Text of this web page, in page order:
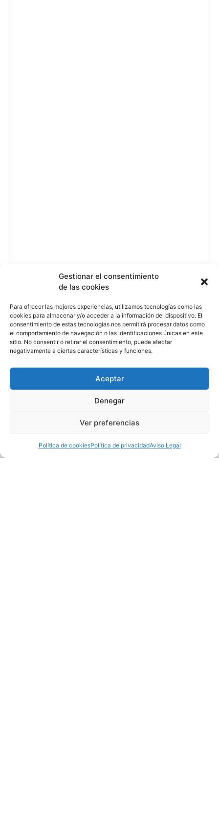
Gestionar el consentimiento
de las cookies
Para ofrecer las mejores experiencias, utilizamos tecnologías como las
cookies para almacenar y/o acceder a la información del dispositivo. El
consentimiento de estas tecnologías nos permitirá procesar datos como
el comportamiento de navegación o las identificaciones únicas en este
sitio. No consentir o retirar el consentimiento, puede afectar
negativamente a ciertas características y funciones.
Aceptar
Denegar
Ver preferencias
Política de cookiesPolítica de privacidadAviso Legal